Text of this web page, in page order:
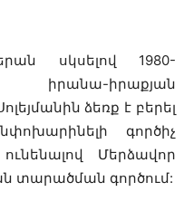
սկսելով 1980-
իրանա-իրաքյան
ձեռք է բերել
գործիչ
Մերձավոր
տարածման գործում: